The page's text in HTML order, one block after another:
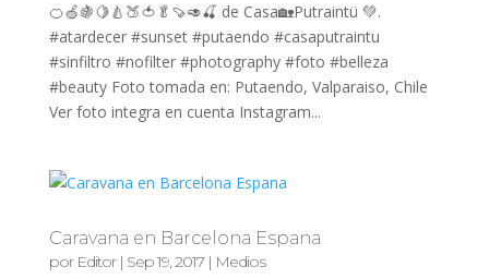
🍊🍏🍇🍋🍐🍑🍅🥬🍠🥑🍒 de Casa🏡Putraintü 💚.
#atardecer #sunset #putaendo #casaputraintu
#sinfiltro #nofilter #photography #foto #belleza
#beauty Foto tomada en: Putaendo, Valparaiso, Chile
Ver foto integra en cuenta Instagram...
Caravana en Barcelona Espana
por Editor| Sep 19, 2017| Medios